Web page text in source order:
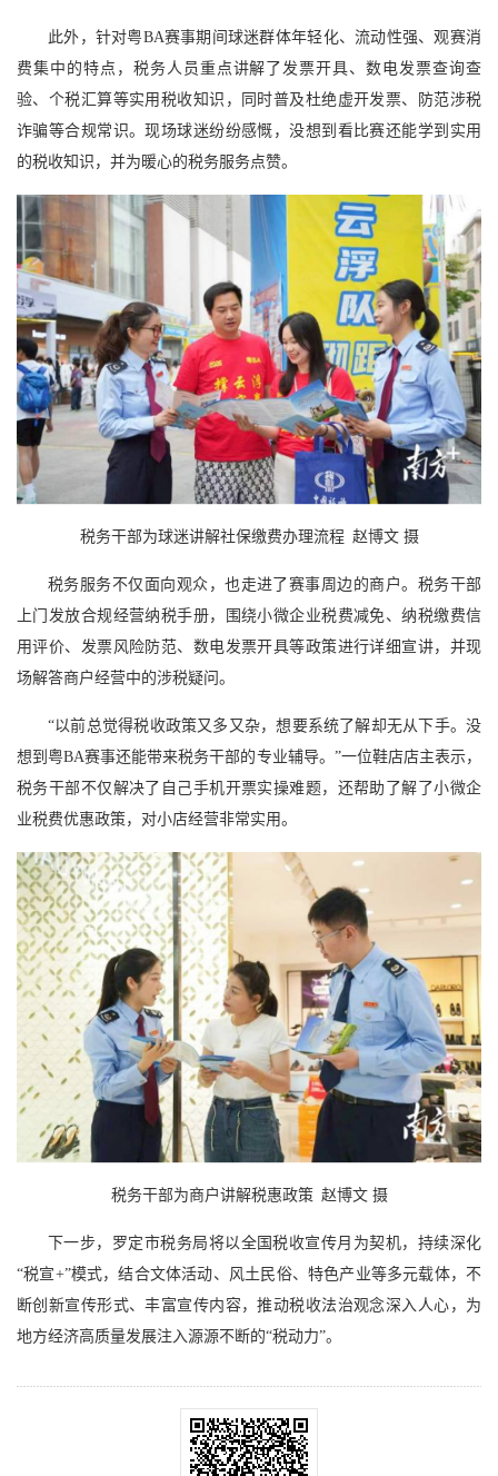
此外，针对粤BA赛事期间球迷群体年轻化、流动性强、观赛消
费集中的特点，税务人员重点讲解了发票开具、数电发票查询查
验、个税汇算等实用税收知识，同时普及杜绝虚开发票、防范涉税
诈骗等合规常识。现场球迷纷纷感慨，没想到看比赛还能学到实用
的税收知识，并为暖心的税务服务点赞。
税务干部为球迷讲解社保缴费办理流程 赵博文 摄
税务服务不仅面向观众，也走进了赛事周边的商户。税务干部
上门发放合规经营纳税手册，围绕小微企业税费减免、纳税缴费信
用评价、发票风险防范、数电发票开具等政策进行详细宣讲，并现
场解答商户经营中的涉税疑问。
“以前总觉得税收政策又多又杂，想要系统了解却无从下手。没
想到粤BA赛事还能带来税务干部的专业辅导。”一位鞋店店主表示，
税务干部不仅解决了自己手机开票实操难题，还帮助了解了小微企
业税费优惠政策，对小店经营非常实用。
税务干部为商户讲解税惠政策 赵博文 摄
下一步，罗定市税务局将以全国税收宣传月为契机，持续深化
“税宣+”模式，结合文体活动、风土民俗、特色产业等多元载体，不
断创新宣传形式、丰富宣传内容，推动税收法治观念深入人心，为
地方经济高质量发展注入源源不断的“税动力”。